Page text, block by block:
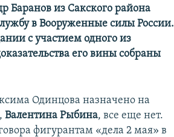
из Сакского района
в Вооруженные силы России.
с участием одного из
его вины собраны
Одинцова назначено на
Валентина Рыбина, все еще нет.
фигурантам «дела 2 мая» в